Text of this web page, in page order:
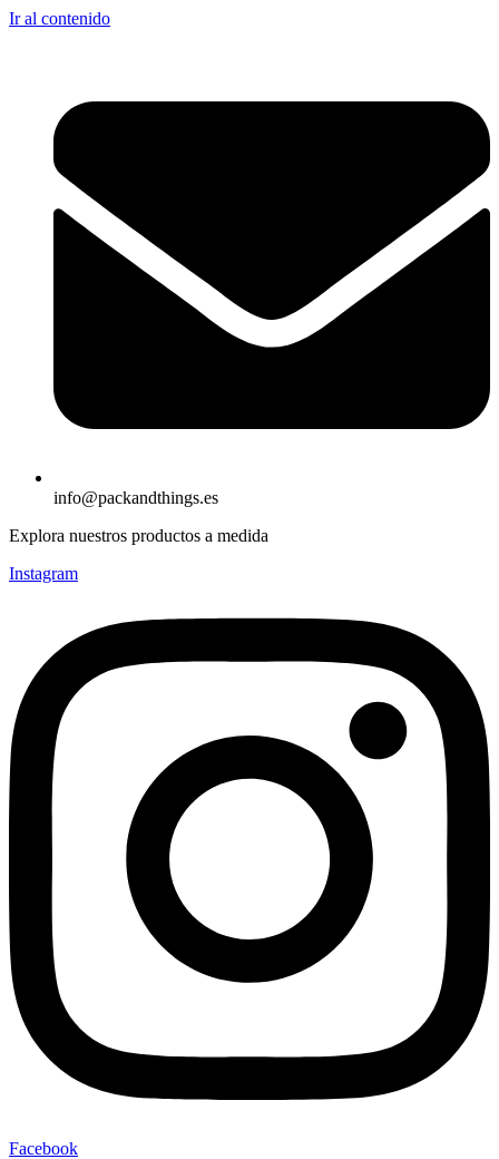
Ir al contenido
info@packandthings.es
Explora nuestros productos a medida
Instagram
Facebook